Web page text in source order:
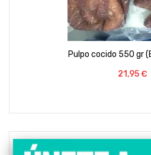
Pulpo cocido 550 gr
Preço
21,95 €